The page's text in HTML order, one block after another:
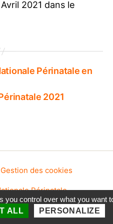
2021 dans le
Périnatale en
2021
Périnatale
Gestion des cookies
you control over what you want
ALL PERSONALIZE